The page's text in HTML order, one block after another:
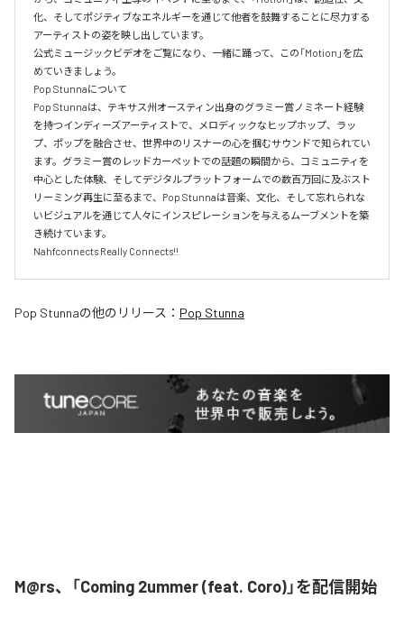
化、そしてポジティブなエネルギーを通じて他者を鼓舞することに尽力する
アーティストの姿を映し出しています。
公式ミュージックビデオをご覧になり、一緒に踊って、この「Motion」を広
めていきましょう。
Pop Stunnaについて
Pop Stunnaは、テキサス州オースティン出身のグラミー賞ノミネート経験
を持つインディーズアーティストで、メロディックなヒップホップ、ラッ
プ、ポップを融合させ、世界中のリスナーの心を掴むサウンドで知られてい
ます。グラミー賞のレッドカーペットでの話題の瞬間から、コミュニティを
中心とした体験、そしてデジタルプラットフォームでの数百万回に及ぶスト
リーミング再生に至るまで、Pop Stunnaは音楽、文化、そして忘れられな
いビジュアルを通じて人々にインスピレーションを与えるムーブメントを築
き続けています。
Pop Stunnaの他のリリース： Pop Stunna
M@rs、「Coming 2ummer (feat. Coro)」を配信開始